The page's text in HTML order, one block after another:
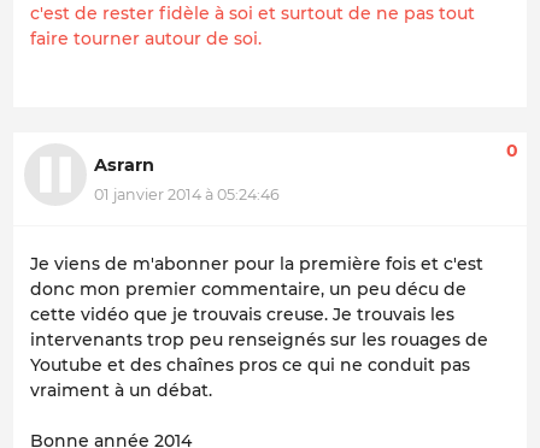
c'est de rester fidèle à soi et surtout de ne pas tout
faire tourner autour de soi.
Asrarn
01 janvier 2014 à 05:24:46
0
Je viens de m'abonner pour la première fois et c'est
donc mon premier commentaire, un peu décu de
cette vidéo que je trouvais creuse. Je trouvais les
intervenants trop peu renseignés sur les rouages de
Youtube et des chaînes pros ce qui ne conduit pas
vraiment à un débat.
Bonne année 2014